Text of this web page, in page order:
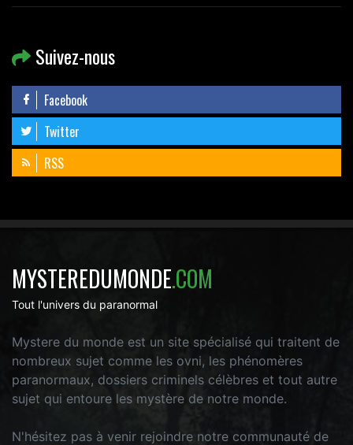
Suivez-nous
Facebook
Twitter
RSS
MYSTEREDUMONDE.COM
Tout l'univers du paranormal
Mystere du monde est un site spécialisé qui traitent de
nombreux sujet comme les ovni, les phénomères
paranormaux, dossiers criminels célèbres et tout autre
sujet qui entoure les mystère de notre monde.
N'hésitez pas à venir rejoindre notre communauté de